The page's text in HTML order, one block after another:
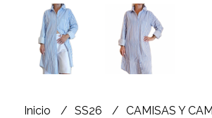
Inicio SS26
CAMISAS Y